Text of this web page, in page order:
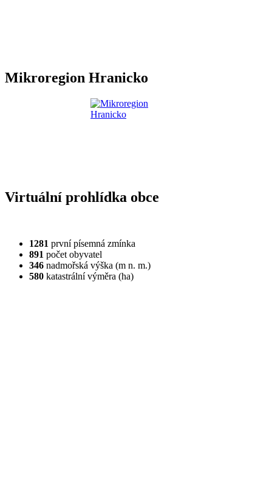
Mikroregion Hranicko
Virtuální prohlídka obce
1281 první písemná zmínka
891 počet obyvatel
346 nadmořská výška (m n. m.)
580 katastrální výměra (ha)